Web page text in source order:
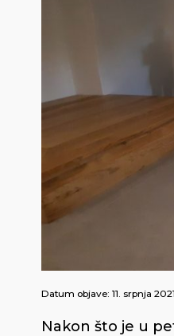
Datum objave: 11. srpnja 2021.
Nakon što je u